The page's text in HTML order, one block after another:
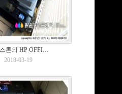
톤의 HP OFFI…
2018-03-19